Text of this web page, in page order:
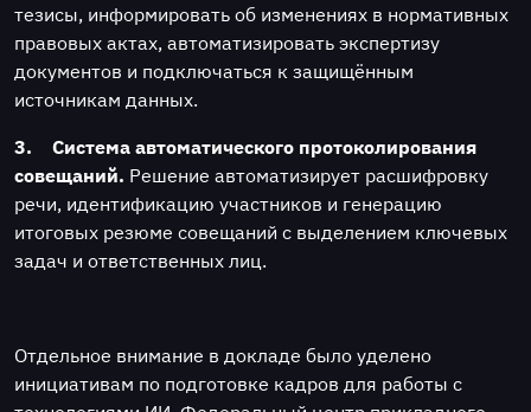
тезисы, информировать об изменениях в нормативных
правовых актах, автоматизировать экспертизу
документов и подключаться к защищённым
источникам данных.
3.
Система автоматического протоколирования
совещаний. Решение автоматизирует расшифровку
речи, идентификацию участников и генерацию
итоговых резюме совещаний с выделением ключевых
задач и ответственных лиц.
Отдельное внимание в докладе было уделено
инициативам по подготовке кадров для работы с